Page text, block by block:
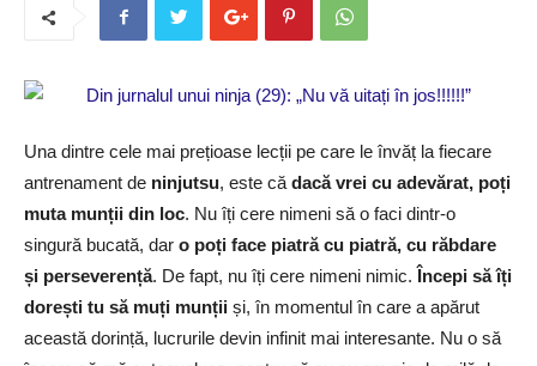
Una dintre cele mai prețioase lecții pe care le învăț la fiecare
antrenament de ninjutsu, este că dacă vrei cu adevărat, poți
muta munții din loc. Nu îți cere nimeni să o faci dintr-o
singură bucată, dar o poți face piatră cu piatră, cu răbdare
și perseverență. De fapt, nu îți cere nimeni nimic. Începi să îți
dorești tu să muți munții și, în momentul în care a apărut
această dorință, lucrurile devin infinit mai interesante. Nu o să